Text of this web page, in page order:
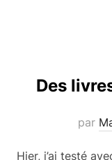
Des
par
Hier, j’ai testé